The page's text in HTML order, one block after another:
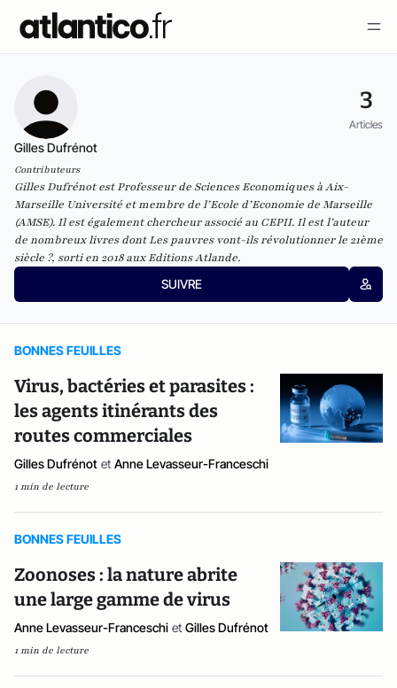
3
Articles
Gilles Dufrénot
Contributeurs
Gilles Dufrénot est Professeur de Sciences Economiques à Aix-
Marseille Université et membre de l’Ecole d’Economie de Marseille
(AMSE). Il est également chercheur associé au CEPII. Il est l’auteur
de nombreux livres dont Les pauvres vont-ils révolutionner le 21ème
siècle ?, sorti en 2018 aux Editions Atlande.
SUIVRE
BONNES FEUILLES
Virus, bactéries et parasites :
les agents itinérants des
routes commerciales
Gilles Dufrénot et Anne Levasseur-Franceschi
1 min de lecture
BONNES FEUILLES
Zoonoses : la nature abrite
une large gamme de virus
Anne Levasseur-Franceschi et Gilles Dufrénot
1 min de lecture